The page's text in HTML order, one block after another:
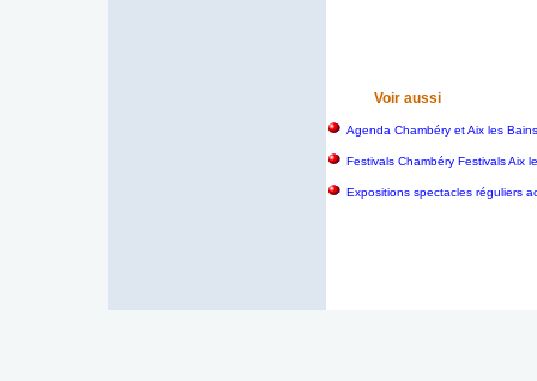
Voir aussi
Agenda Chambéry et Aix les
Festivals Chambéry Festivals Aix
Expositions spectacles réguliers